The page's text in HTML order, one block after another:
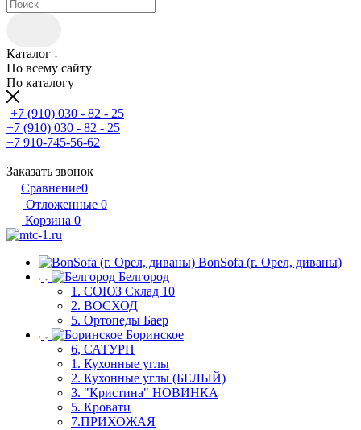
Каталог
По всему сайту
По каталогу
+7 (910) 030 - 82 - 25
+7 (910) 030 - 82 - 25
+7 910-745-56-62
Заказать звонок
Сравнение0
Отложенные 0
Корзина 0
BonSofa (г. Орел, диваны)
Белгород
1. СОЮЗ Склад 10
2. ВОСХОД
5. Ортопеды Баер
Боринское
6, САТУРН
1. Кухонные углы
2. Кухонные углы (БЕЛЫЙ)
3. "Кристина" НОВИНКА
5. Кровати
7.ПРИХОЖАЯ